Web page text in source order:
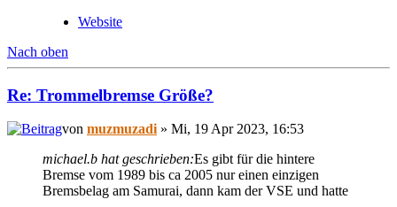
Website
Nach oben
Re: Trommelbremse Größe?
von muzmuzadi » Mi, 19 Apr 2023, 16:53
michael.b hat geschrieben:Es gibt für die hintere
Bremse vom 1989 bis ca 2005 nur einen einzigen
Bremsbelag am Samurai, dann kam der VSE und hatte